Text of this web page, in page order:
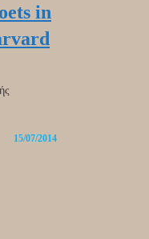
in
15/07/2014